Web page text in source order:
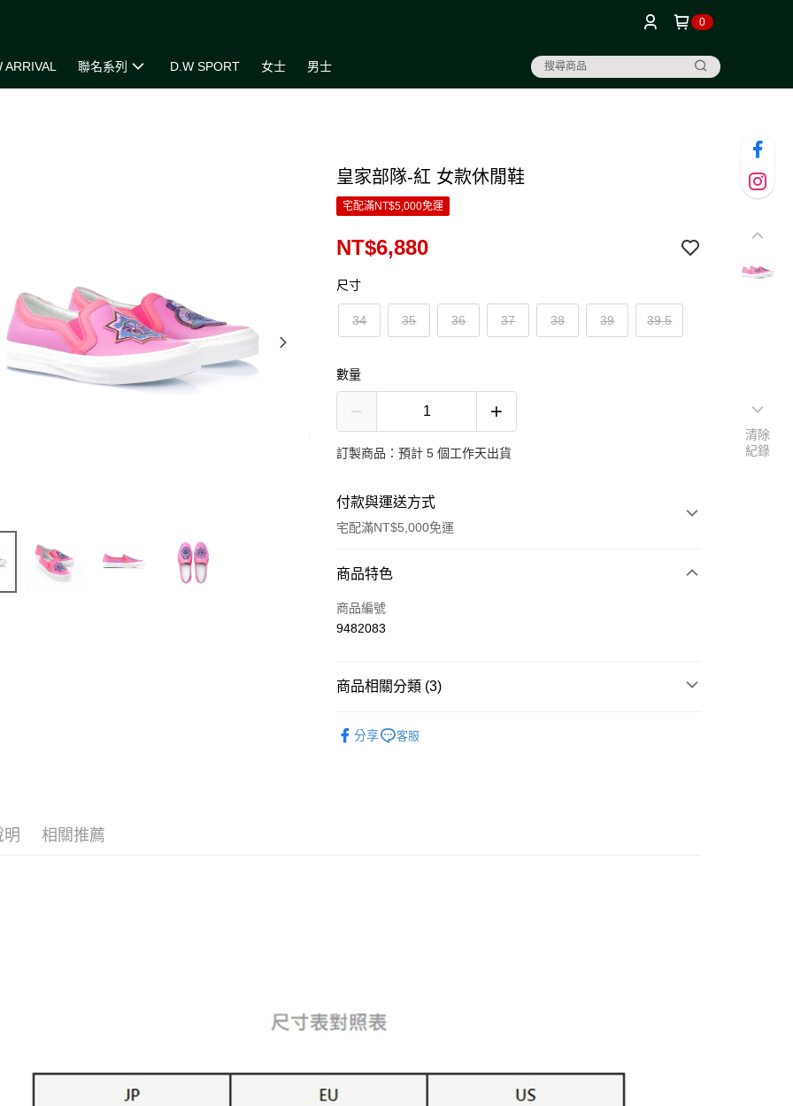
0
ARRIVAL 聯名系列 D.W SPORT 女士 男士
皇家部隊-紅 女款休閒鞋
宅配滿NT$5,000免運
NT$6,880
尺寸
34 35 36 37 38 39 39.5
數量
訂製商品：預計 5 個工作天出貨
付款與運送方式
宅配滿NT$5,000免運
付款方式
信用卡一次付款
商品特色
商品編號
9482083
商品相關分類 (3)
分享 客服
明 相關推薦
清除
紀錄